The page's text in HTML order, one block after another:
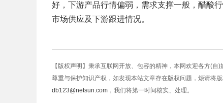
好，下游产品行情偏弱，需求支撑一般，醋酸
市场供应及下游跟进情况。
【版权声明】秉承互联网开放、包容的精神，本网欢迎各方(
尊重与保护知识产权，如发现本站文章存在版权问题，烦请将
db123@netsun.com ，我们将第一时间核实、处理。